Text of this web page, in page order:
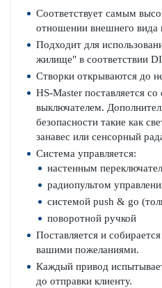
Соответствует самым
отношении внешнего вида
Подходит для
жилище" в соответствии
Створки открываются до
HS-Master поставляется
выключателем.
безопасности такие как
занавес или сенсорный
Система управляется:
настенным
радиопультом
системой push & go
поворотной ручкой
Поставляется и
вашими пожеланиями.
Каждый привод
до отправки клиенту.